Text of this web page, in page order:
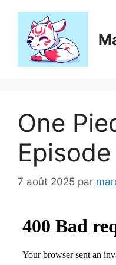
contenu
One
7 août 2025 par